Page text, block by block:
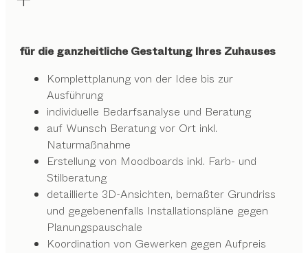
für die ganzheitliche Gestaltung Ihres Zuhauses
Komplettplanung von der Idee bis zur
Ausführung
individuelle Bedarfsanalyse und Beratung
auf Wunsch Beratung vor Ort inkl.
Naturmaßnahme
Erstellung von Moodboards inkl. Farb- und
Stilberatung
detaillierte 3D-Ansichten, bemaßter Grundriss
und gegebenenfalls Installationspläne gegen
Planungspauschale
Koordination von Gewerken gegen Aufpreis